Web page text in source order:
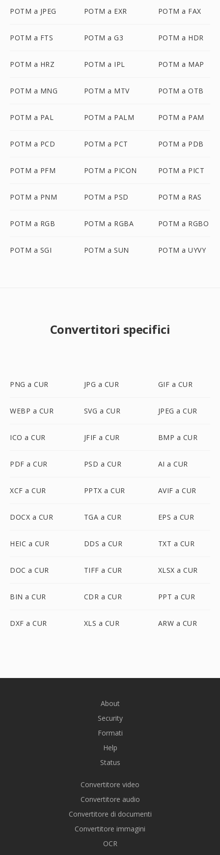
POTM a JPEG POTM a EXR POTM a FAX
POTM a FTS POTM a G3 POTM a HDR
POTM a HRZ POTM a IPL POTM a MAP
POTM a MNG POTM a MTV POTM a OTB
POTM a PAL POTM a PALM POTM a PAM
POTM a PCD POTM a PCT POTM a PDB
POTM a PFM POTM a PICON POTM a PICT
POTM a PNM POTM a PSD POTM a RAS
POTM a RGB POTM a RGBA POTM a RGBO
POTM a SGI POTM a SUN POTM a UYVY
Convertitori specifici
PNG a CUR JPG a CUR GIF a CUR
WEBP a CUR SVG a CUR JPEG a CUR
ICO a CUR JFIF a CUR BMP a CUR
PDF a CUR PSD a CUR AI a CUR
XCF a CUR PPTX a CUR AVIF a CUR
DOCX a CUR TGA a CUR EPS a CUR
HEIC a CUR DDS a CUR TXT a CUR
DOC a CUR TIFF a CUR XLSX a CUR
BIN a CUR CDR a CUR PPT a CUR
DXF a CUR XLS a CUR ARW a CUR
About
Security
Formati
Help
Status
Convertitore video
Convertitore audio
Convertitore di documenti
Convertitore immagini
OCR